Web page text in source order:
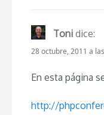
Toni dice:
28 octubre, 2011 a
En esta página
http://